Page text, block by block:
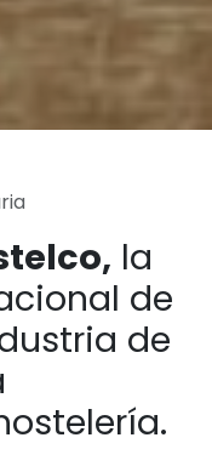
la
de
de